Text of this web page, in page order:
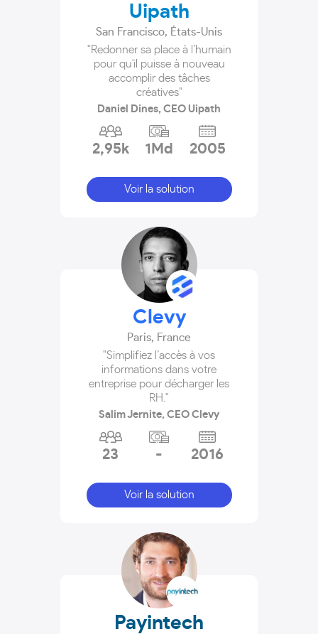
Uipath
San Francisco, États-Unis
"Redonner sa place à l’humain
pour qu'il puisse à nouveau
accomplir des tâches
créatives"
Daniel Dines, CEO Uipath
2,95k 1Md 2005
Voir la solution
Clevy
Paris, France
"Simplifiez l’accès à vos
informations dans votre
entreprise pour décharger les
RH."
Salim Jernite, CEO Clevy
23 - 2016
Voir la solution
Payintech